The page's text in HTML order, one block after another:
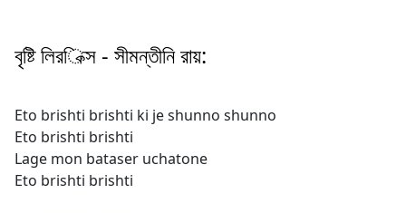
বৃষ্টি লিরিক্স - সীমন্তীনি রায়:
Eto brishti brishti ki je shunno shunno
Eto brishti brishti
Lage mon bataser uchatone
Eto brishti brishti